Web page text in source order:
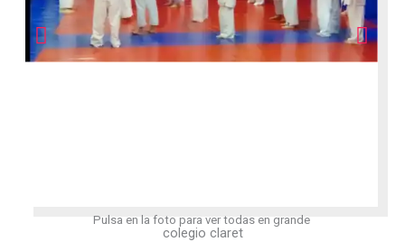
Pulsa en la foto para ver todas en grande
colegio claret